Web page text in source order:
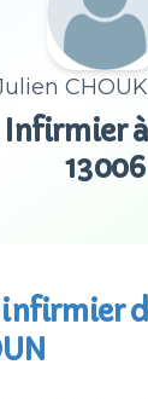
13006